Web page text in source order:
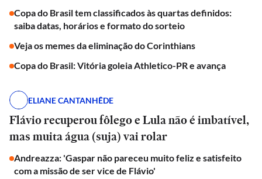
Copa do Brasil tem classificados às quartas definidos:
saiba datas, horários e formato do sorteio
Veja os memes da eliminação do Corinthians
Copa do Brasil: Vitória goleia Athletico-PR e avança
ELIANE CANTANHÊDE
Flávio recuperou fôlego e Lula não é imbatível,
mas muita água (suja) vai rolar
Andreazza: 'Gaspar não pareceu muito feliz e satisfeito
com a missão de ser vice de Flávio'